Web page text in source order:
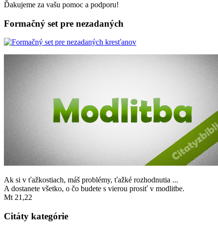
Ďakujeme za vašu pomoc a podporu!
Formačný set pre nezadaných
Ak si v ťažkostiach, máš problémy, ťažké rozhodnutia ...
A dostanete všetko, o čo budete s vierou prosiť v modlitbe.
Mt 21,22
Citáty kategórie